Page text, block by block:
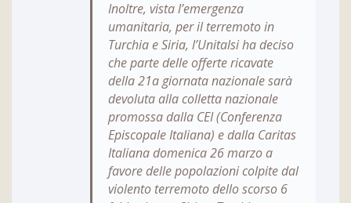
Inoltre, vista l’emergenza
umanitaria, per il terremoto in
Turchia e Siria, l’Unitalsi ha deciso
che parte delle offerte ricavate
della 21a giornata nazionale sarà
devoluta alla colletta nazionale
promossa dalla CEI (Conferenza
Episcopale Italiana) e dalla Caritas
Italiana domenica 26 marzo a
favore delle popolazioni colpite dal
violento terremoto dello scorso 6